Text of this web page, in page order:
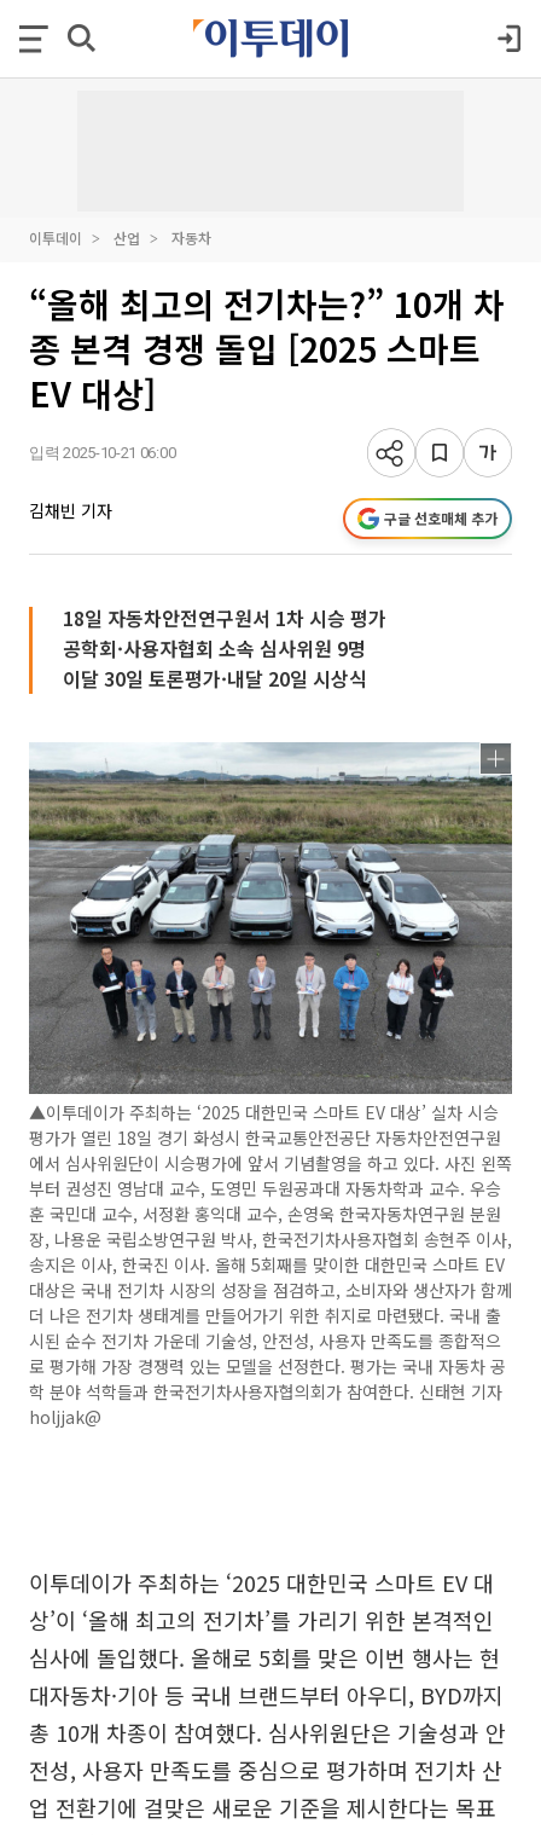
이투데이 산업 자동차
“올해 최고의 전기차는?” 10개 차
종 본격 경쟁 돌입 [2025 스마트
EV 대상]
입력 2025-10-21 06:00
김채빈 기자 구글 선호매체 추가
18일 자동차안전연구원서 1차 시승 평가
공학회·사용자협회 소속 심사위원 9명
이달 30일 토론평가·내달 20일 시상식
▲이투데이가 주최하는 ‘2025 대한민국 스마트 EV 대상’ 실차 시승
평가가 열린 18일 경기 화성시 한국교통안전공단 자동차안전연구원
에서 심사위원단이 시승평가에 앞서 기념촬영을 하고 있다. 사진 왼쪽
부터 권성진 영남대 교수, 도영민 두원공과대 자동차학과 교수. 우승
훈 국민대 교수, 서정환 홍익대 교수, 손영욱 한국자동차연구원 분원
장, 나용운 국립소방연구원 박사, 한국전기차사용자협회 송현주 이사,
송지은 이사, 한국진 이사. 올해 5회째를 맞이한 대한민국 스마트 EV
대상은 국내 전기차 시장의 성장을 점검하고, 소비자와 생산자가 함께
더 나은 전기차 생태계를 만들어가기 위한 취지로 마련됐다. 국내 출
시된 순수 전기차 가운데 기술성, 안전성, 사용자 만족도를 종합적으
로 평가해 가장 경쟁력 있는 모델을 선정한다. 평가는 국내 자동차 공
학 분야 석학들과 한국전기차사용자협의회가 참여한다. 신태현 기자
holjjak@
이투데이가 주최하는 ‘2025 대한민국 스마트 EV 대
상’이 ‘올해 최고의 전기차’를 가리기 위한 본격적인
심사에 돌입했다. 올해로 5회를 맞은 이번 행사는 현
대자동차·기아 등 국내 브랜드부터 아우디, BYD까지
총 10개 차종이 참여했다. 심사위원단은 기술성과 안
전성, 사용자 만족도를 중심으로 평가하며 전기차 산
업 전환기에 걸맞은 새로운 기준을 제시한다는 목표